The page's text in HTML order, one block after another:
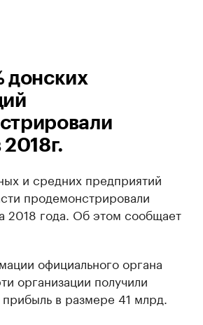
донских
и средних предприятий
продемонстрировали
2018 года. Об этом сообщает
официального органа
организации получили
в размере 41 млрд.